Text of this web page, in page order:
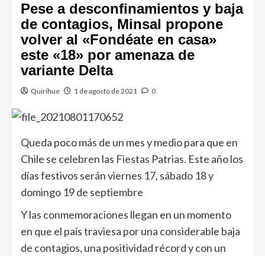
Pese a desconfinamientos y baja
de contagios, Minsal propone
volver al «Fondéate en casa»
este «18» por amenaza de
variante Delta
Quirihue 1 de agosto de 2021 0
Queda poco más de un mes y medio para que en
Chile se celebren las Fiestas Patrias. Este año los
días festivos serán viernes 17, sábado 18 y
domingo 19 de septiembre
Y las conmemoraciones llegan en un momento
en que el país traviesa por una considerable baja
de contagios, una positividad récord y con un